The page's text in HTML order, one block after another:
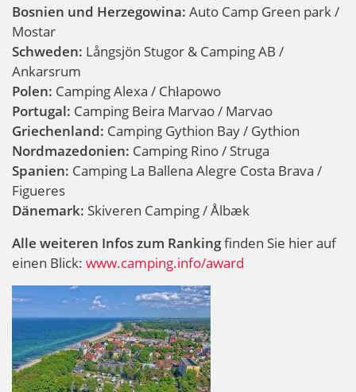
Bosnien und Herzegowina: Auto Camp Green park /
Mostar
Schweden: Långsjön Stugor & Camping AB /
Ankarsrum
Polen: Camping Alexa / Chłapowo
Portugal: Camping Beira Marvao / Marvao
Griechenland: Camping Gythion Bay / Gythion
Nordmazedonien: Camping Rino / Struga
Spanien: Camping La Ballena Alegre Costa Brava /
Figueres
Dänemark: Skiveren Camping / Ålbæk
Alle weiteren Infos zum Rankingfinden Sie hier auf
einen Blick: www.camping.info/award